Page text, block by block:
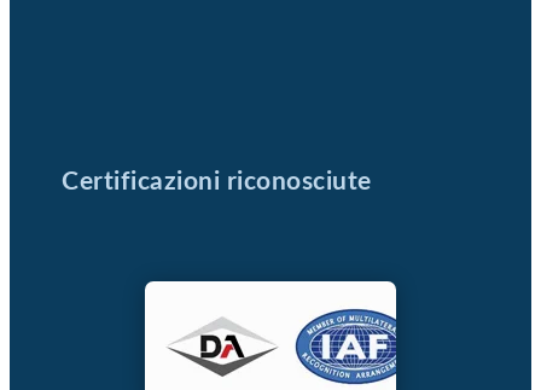
Certificazioni riconosciute